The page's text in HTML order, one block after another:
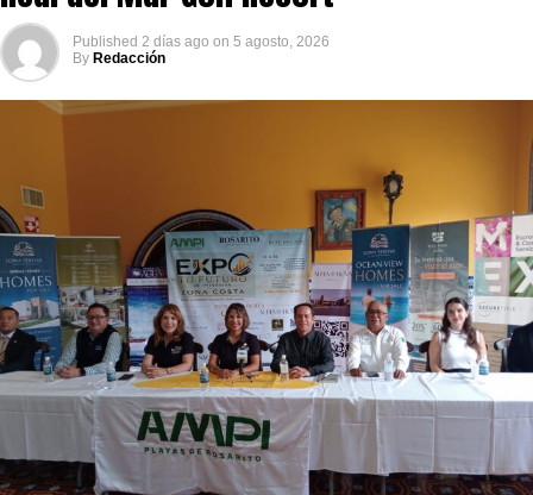
Published 2 días ago on 5 agosto, 2026
By Redacción